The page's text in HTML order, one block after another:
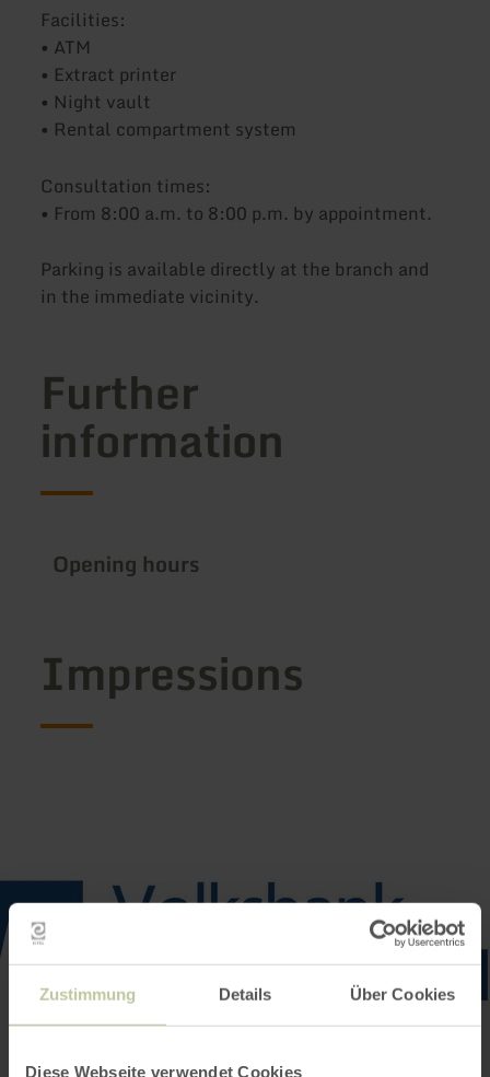
Zustimmung Details Über Cookies
Diese Webseite verwendet Cookies
Facilities:
• ATM
• Extract printer
• Night vault
• Rental compartment system
Consultation times:
• From 8:00 a.m. to 8:00 p.m. by appointment.
Parking is available directly at the branch and
in the immediate vicinity.
Further
information
Opening hours
Impressions